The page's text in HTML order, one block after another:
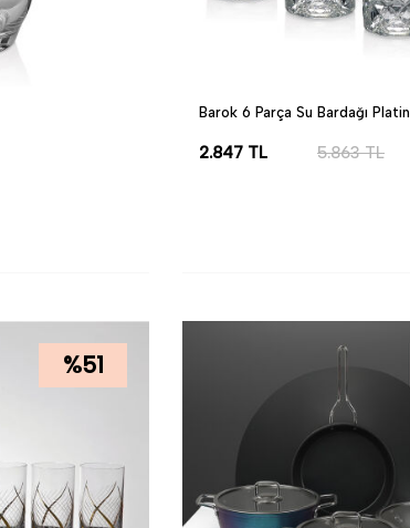
Barok 6 Parça Su Bardağı Platin
2.847 TL 5.863TL
%51